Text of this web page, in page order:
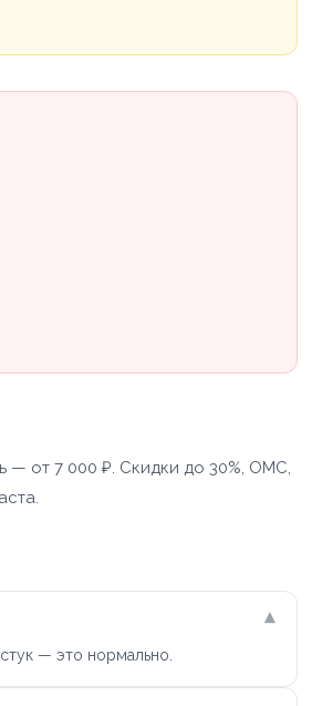
— от 7 000 ₽. Скидки до 30%, ОМС,
▾
— это нормально.